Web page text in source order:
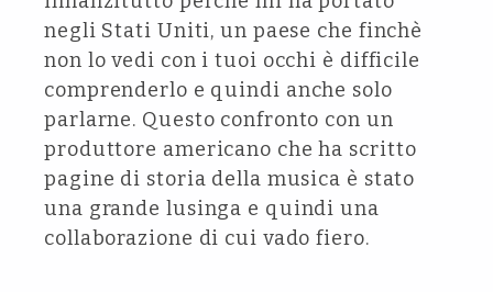
negli Stati Uniti, un paese che finchè
non lo vedi con i tuoi occhi è difficile
comprenderlo e quindi anche solo
parlarne. Questo confronto con un
produttore americano che ha scritto
pagine di storia della musica è stato
una grande lusinga e quindi una
collaborazione di cui vado fiero.